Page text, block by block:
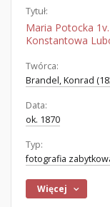
Tytuł:
Maria Potocka
Konstantowa
Twórca:
Brandel, Konrad
Data:
ok. 1870
Typ:
fotografia
Więcej